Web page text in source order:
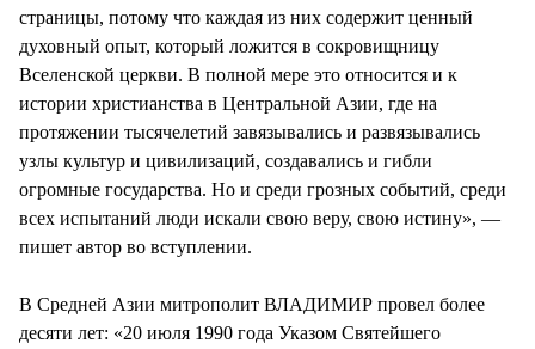
страницы, потому что каждая из них содержит ценный
духовный опыт, который ложится в сокровищницу
Вселенской церкви. В полной мере это относится и к
истории христианства в Центральной Азии, где на
протяжении тысячелетий завязывались и развязывались
узлы культур и цивилизаций, создавались и гибли
огромные государства. Но и среди грозных событий, среди
всех испытаний люди искали свою веру, свою истину», —
пишет автор во вступлении.
В Средней Азии митрополит ВЛАДИМИР провел более
десяти лет: «20 июля 1990 года Указом Святейшего